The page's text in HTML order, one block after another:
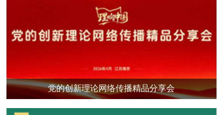
党的创新理论网络传播精品分享会